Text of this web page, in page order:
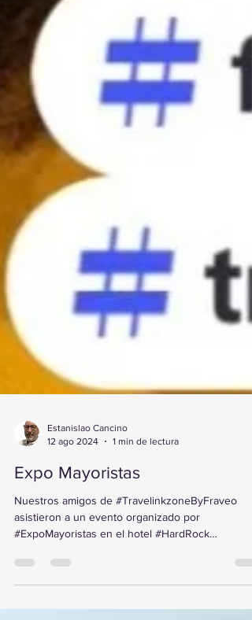
Estanislao Cancino
Nuestros amigos de #TravelinkzoneByFraveo
asistieron a un evento organizado por
Guadalajara. ...